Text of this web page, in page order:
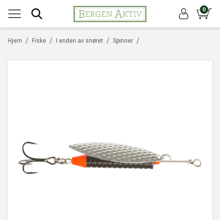
0
/
Hjem /
Fiske /
I enden av snøret /
Spinner